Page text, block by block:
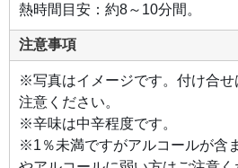
熱時間目安：約8～10分間。
注意事項
※写真はイメージです。付け合
注意ください。
※辛味は中辛程度です。
※1％未満ですがアルコールが含